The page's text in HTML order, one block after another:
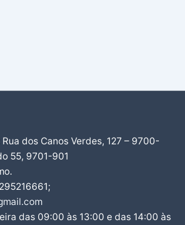
dos Canos Verdes, 127 – 9700-
55, 9701-901
das 09:00 às 13:00 e das 14:00 às